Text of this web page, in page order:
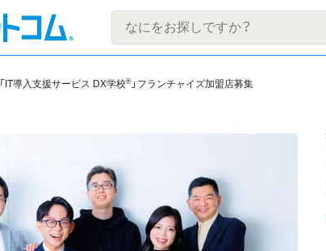
「IT導入支援サービス DX学校® 」フランチャイズ加盟店募集